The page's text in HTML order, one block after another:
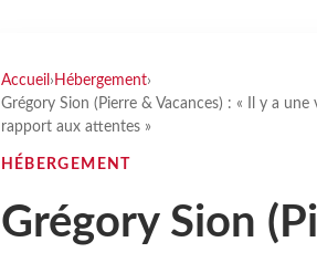
Accueil › Hébergement›
Grégory Sion (Pierre & Vacances) : « Il y a
rapport aux attentes »
HÉBERGEMENT
Grégory Sion